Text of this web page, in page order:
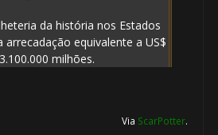
da história nos Estados
equivalente a US$
milhões.
Via ScarPotter.